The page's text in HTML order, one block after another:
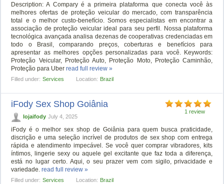
Description: A Compary é a primeira plataforma que conecta você às
melhores ofertas de proteção veicular do mercado, com transparência
total e o melhor custo-benefício. Somos especialistas em encontrar a
associação de proteção veicular ideal para seu perfil. Nossa plataforma
tecnológica avançada analisa dezenas de cooperativas credenciadas em
todo o Brasil, comparando preços, coberturas e benefícios para
apresentar as melhores opções personalizadas para você. Keywords:
Proteção Veicular, Proteção Auto, Proteção Moto, Proteção Caminhão,
Proteção para Uberread full review »
Filled under: Services Location: Brazil
1 review
iFody Sex Shop Goiânia
lojaifody July 4, 2025
iFody é o melhor sex shop de Goiânia para quem busca praticidade,
discrição e uma seleção incrível de produtos de sex shop com entrega
rápida e atendimento impecável. Se você quer comprar vibradores, kits
íntimos, lingerie sexy ou aquele gel excitante que faz toda a diferença,
está no lugar certo. Aqui, o seu prazer vem com sigilo, privacidade e
variedade.read full review »
Filled under: Services Location: Brazil